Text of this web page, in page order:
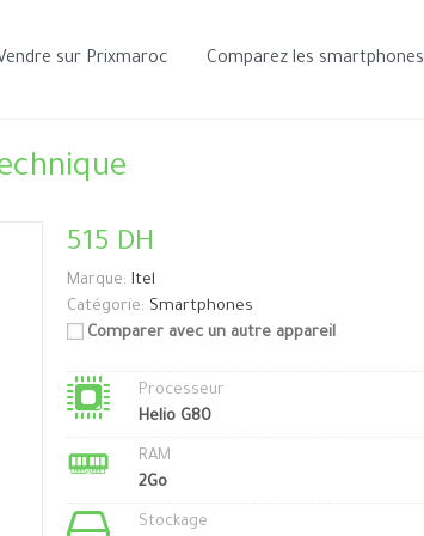
sur Prixmaroc Comparez les smartphones
515 DH
Marque: Itel
Catégorie: Smartphones
Comparer avec un autre appareil
Processeur
Helio G80
RAM
2Go
Stockage